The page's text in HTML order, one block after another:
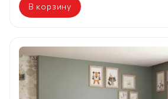
В корзину